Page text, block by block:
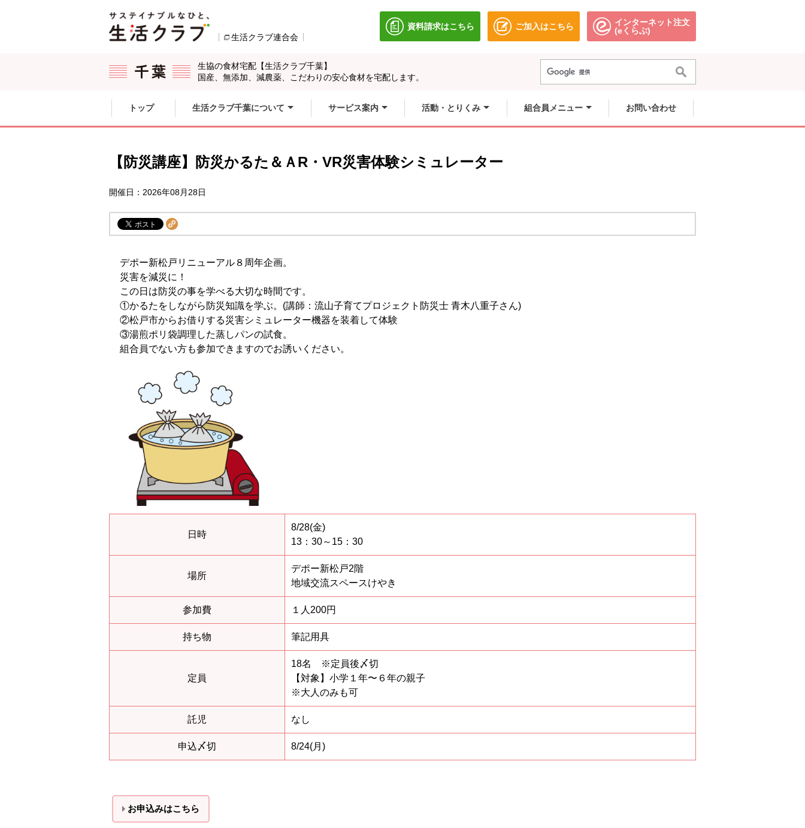
生活クラブ連合会 別のウィンドウで開きます。
資料請求はこちら
別のウィンドウで開きます。ご加入はこちら
別のウィンドウで開きます。
インターネット注文
(eくらぶ)別のウィンドウで開きます。
生協の食材宅配【生活クラブ千葉】
国産、無添加、減農薬、こだわりの安心食材を宅配します。
ここからサイト内共通メニューです。
サイト内共通メニューをスキップする
トップ 生活クラブ千葉について サービス案内 活動・とりくみ 組合員メニュー お問い合わせ
【防災講座】防災かるた＆ＡR・VR災害体験シミュレーター
開催日：2026年08月28日
デポー新松戸リニューアル８周年企画。
災害を減災に！
この日は防災の事を学べる大切な時間です。
①かるたをしながら防災知識を学ぶ。(講師：流山子育てプロジェクト防災士 青木八重子さん)
②松戸市からお借りする災害シミュレーター機器を装着して体験
③湯煎ポリ袋調理した蒸しパンの試食。
組合員でない方も参加できますのでお誘いください。
日時
8/28(金)
13：30～15：30
場所
デポー新松戸2階
地域交流スペースけやき
参加費 １人200円
持ち物 筆記用具
定員
18名 ※定員後〆切
【対象】小学１年〜６年の親子
※大人のみも可
託児 なし
申込〆切 8/24(月)
お申込みはこちら